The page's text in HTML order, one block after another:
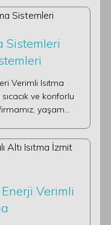
Sistemleri
Verimli Isıtma
sıcacık ve konforlu
yaşam…
Verimli